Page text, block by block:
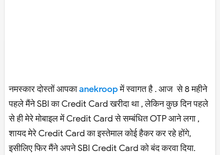
नमस्कार दोस्तों आपकाanekroopमें स्वागत है . आज से 8 महीने
पहले मैंने SBI का Credit Card खरीदा था , लेकिन कुछ दिन पहले
से ही मेरे मोबाइल में Credit Card से सम्बंधित OTP आने लगा ,
शायद मेरे Credit Card का इस्तेमाल कोई हैकर कर रहे होंगे,
इसीलिए फिर मैंने अपने SBI Credit Card को बंद करवा दिया.